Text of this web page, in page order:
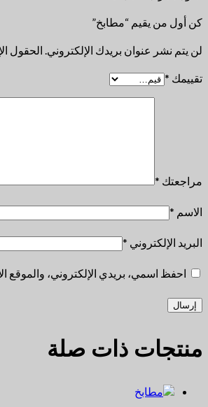
كن أول من يقيم “مطابخ”
لن يتم نشر عنوان بريدك الإلكتروني. الحقول
تقييمك *
مراجعتك *
الاسم *
البريد الإلكتروني *
احفظ اسمي، بريدي الإلكتروني، والموقع
منتجات ذات صلة